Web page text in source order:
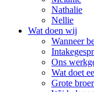
Nathalie
Nellie
Wat doen wij
Wanneer
Ons
Wat doet
Grote